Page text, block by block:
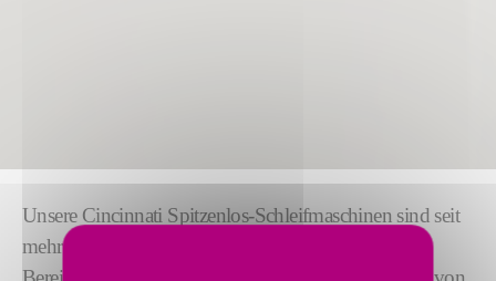
Unsere Cincinnati Spitzenlos-Schleifmaschinen sind seit
mehr als 100 Jahren